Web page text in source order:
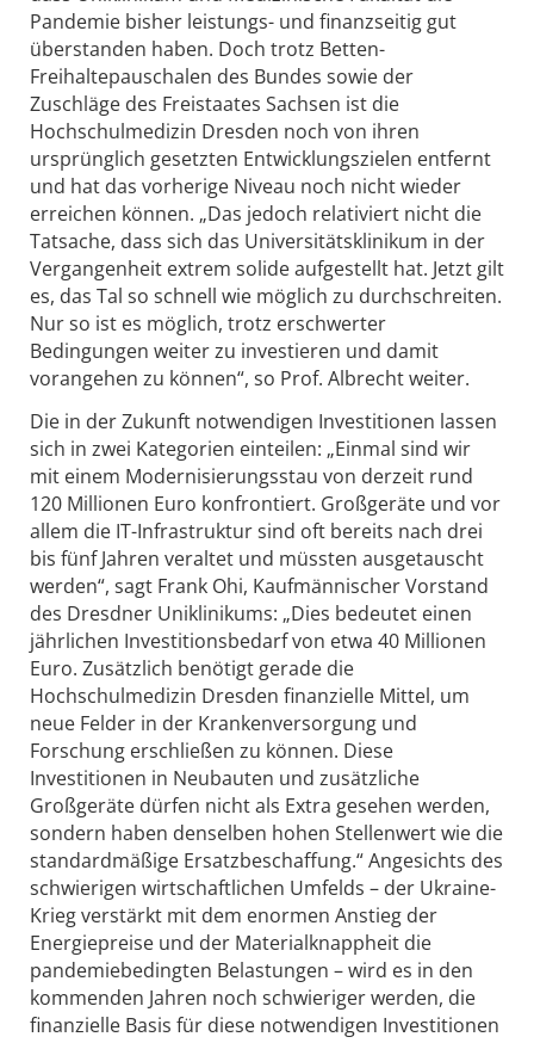
Pandemie bisher leistungs- und finanzseitig gut
überstanden haben. Doch trotz Betten-
Freihaltepauschalen des Bundes sowie der
Zuschläge des Freistaates Sachsen ist die
Hochschulmedizin Dresden noch von ihren
ursprünglich gesetzten Entwicklungszielen entfernt
und hat das vorherige Niveau noch nicht wieder
erreichen können. „Das jedoch relativiert nicht die
Tatsache, dass sich das Universitätsklinikum in der
Vergangenheit extrem solide aufgestellt hat. Jetzt gilt
es, das Tal so schnell wie möglich zu durchschreiten.
Nur so ist es möglich, trotz erschwerter
Bedingungen weiter zu investieren und damit
vorangehen zu können“, so Prof. Albrecht weiter.
Die in der Zukunft notwendigen Investitionen lassen
sich in zwei Kategorien einteilen: „Einmal sind wir
mit einem Modernisierungsstau von derzeit rund
120 Millionen Euro konfrontiert. Großgeräte und vor
allem die IT-Infrastruktur sind oft bereits nach drei
bis fünf Jahren veraltet und müssten ausgetauscht
werden“, sagt Frank Ohi, Kaufmännischer Vorstand
des Dresdner Uniklinikums: „Dies bedeutet einen
jährlichen Investitionsbedarf von etwa 40 Millionen
Euro. Zusätzlich benötigt gerade die
Hochschulmedizin Dresden finanzielle Mittel, um
neue Felder in der Krankenversorgung und
Forschung erschließen zu können. Diese
Investitionen in Neubauten und zusätzliche
Großgeräte dürfen nicht als Extra gesehen werden,
sondern haben denselben hohen Stellenwert wie die
standardmäßige Ersatzbeschaffung.“ Angesichts des
schwierigen wirtschaftlichen Umfelds – der Ukraine-
Krieg verstärkt mit dem enormen Anstieg der
Energiepreise und der Materialknappheit die
pandemiebedingten Belastungen – wird es in den
kommenden Jahren noch schwieriger werden, die
finanzielle Basis für diese notwendigen Investitionen